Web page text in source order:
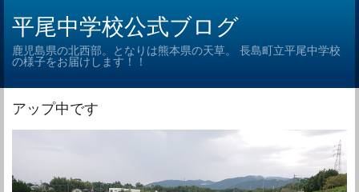
平尾中学校公式ブログ
鹿児島県の北西部。となりは熊本県の天草。 長島町立平尾中学校
の様子をお届けします！！
アップ中です